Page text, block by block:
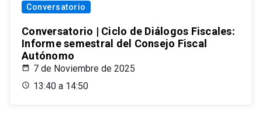
Conversatorio
Conversatorio | Ciclo de Diálogos Fiscales:
Informe semestral del Consejo Fiscal
Autónomo
7 de Noviembre de 2025
13:40 a 14:50